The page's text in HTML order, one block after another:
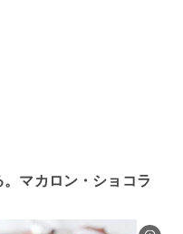
マカロン・ショコラ